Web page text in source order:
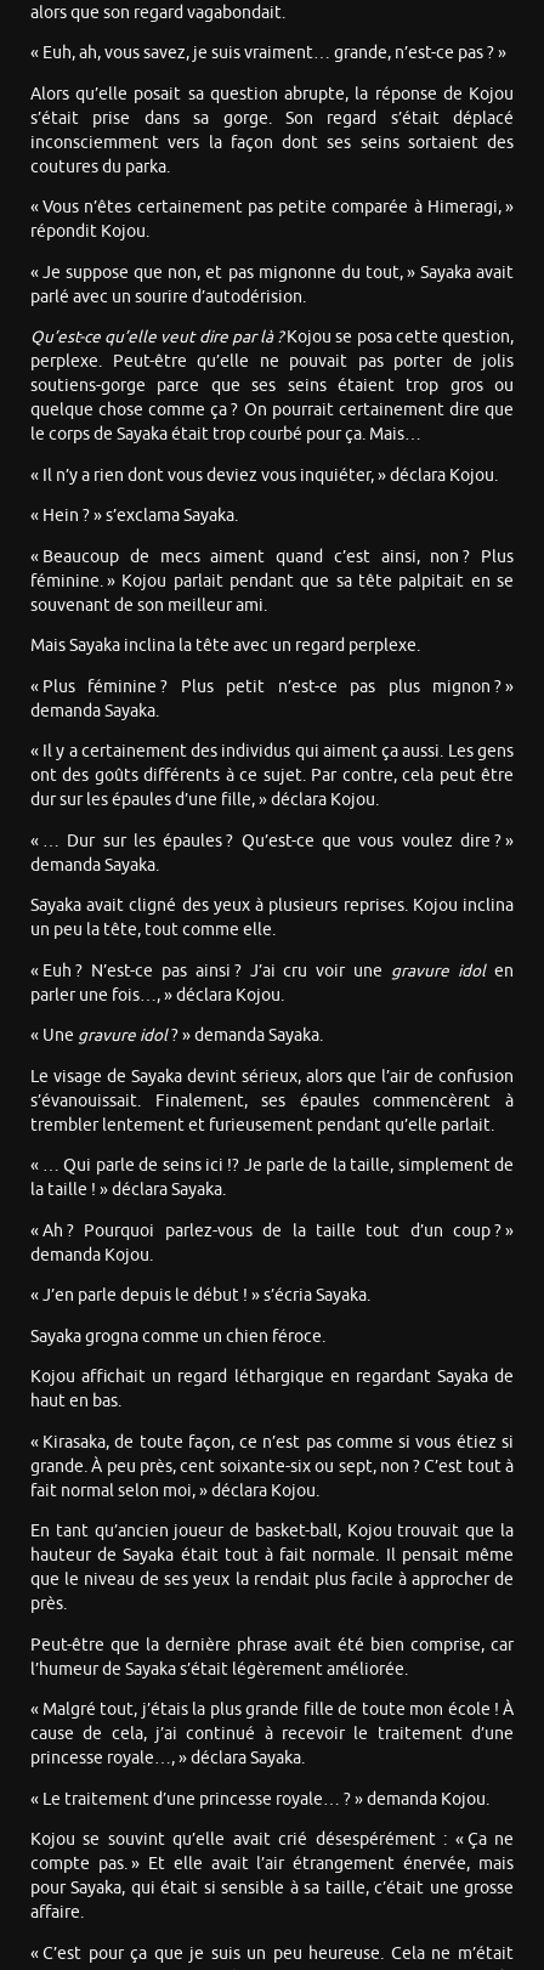
alors que son regard vagabondait.
« Euh, ah, vous savez, je suis vraiment… grande, n’est-ce pas ? »
Alors qu’elle posait sa question abrupte, la réponse de Kojou
s’était prise dans sa gorge. Son regard s’était déplacé
inconsciemment vers la façon dont ses seins sortaient des
coutures du parka.
« Vous n’êtes certainement pas petite comparée à Himeragi, »
répondit Kojou.
« Je suppose que non, et pas mignonne du tout, » Sayaka avait
parlé avec un sourire d’autodérision.
Qu’est-ce qu’elle veut dire par là ?Kojou se posa cette question,
perplexe. Peut-être qu’elle ne pouvait pas porter de jolis
soutiens-gorge parce que ses seins étaient trop gros ou
quelque chose comme ça ? On pourrait certainement dire que
le corps de Sayaka était trop courbé pour ça. Mais…
« Il n’y a rien dont vous deviez vous inquiéter, » déclara Kojou.
« Hein ? » s’exclama Sayaka.
« Beaucoup de mecs aiment quand c’est ainsi, non ? Plus
féminine. » Kojou parlait pendant que sa tête palpitait en se
souvenant de son meilleur ami.
Mais Sayaka inclina la tête avec un regard perplexe.
« Plus féminine ? Plus petit n’est-ce pas plus mignon ? »
demanda Sayaka.
« Il y a certainement des individus qui aiment ça aussi. Les gens
ont des goûts différents à ce sujet. Par contre, cela peut être
dur sur les épaules d’une fille, » déclara Kojou.
« … Dur sur les épaules ? Qu’est-ce que vous voulez dire ? »
demanda Sayaka.
Sayaka avait cligné des yeux à plusieurs reprises. Kojou inclina
un peu la tête, tout comme elle.
« Euh ? N’est-ce pas ainsi ? J’ai cru voir une gravure idolen
parler une fois…, » déclara Kojou.
« Une gravure idol? » demanda Sayaka.
Le visage de Sayaka devint sérieux, alors que l’air de confusion
s’évanouissait. Finalement, ses épaules commencèrent à
trembler lentement et furieusement pendant qu’elle parlait.
« … Qui parle de seins ici !? Je parle de la taille, simplement de
la taille ! » déclara Sayaka.
« Ah ? Pourquoi parlez-vous de la taille tout d’un coup ? »
demanda Kojou.
« J’en parle depuis le début ! » s’écria Sayaka.
Sayaka grogna comme un chien féroce.
Kojou affichait un regard léthargique en regardant Sayaka de
haut en bas.
« Kirasaka, de toute façon, ce n’est pas comme si vous étiez si
grande. À peu près, cent soixante-six ou sept, non ? C’est tout à
fait normal selon moi, » déclara Kojou.
En tant qu’ancien joueur de basket-ball, Kojou trouvait que la
hauteur de Sayaka était tout à fait normale. Il pensait même
que le niveau de ses yeux la rendait plus facile à approcher de
près.
Peut-être que la dernière phrase avait été bien comprise, car
l’humeur de Sayaka s’était légèrement améliorée.
« Malgré tout, j’étais la plus grande fille de toute mon école ! À
cause de cela, j’ai continué à recevoir le traitement d’une
princesse royale…, » déclara Sayaka.
« Le traitement d’une princesse royale… ? » demanda Kojou.
Kojou se souvint qu’elle avait crié désespérément : « Ça ne
compte pas. » Et elle avait l’air étrangement énervée, mais
pour Sayaka, qui était si sensible à sa taille, c’était une grosse
affaire.
« C’est pour ça que je suis un peu heureuse. Cela ne m’était